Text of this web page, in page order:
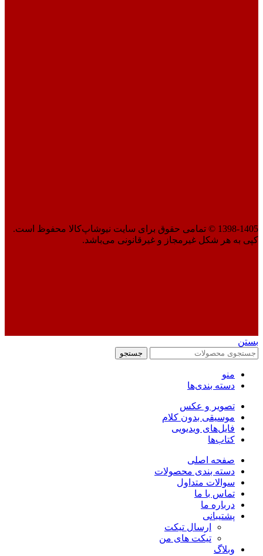
1398-1405 © تمامی حقوق برای سایت نیوشاپ‌کالا محفوظ است.
کپی به هر شکل غیرمجاز و غیرقانونی می‌باشد.
بستن
جستجو
منو
دسته بندی‌ها
تصویر و عکس
موسیقی بدون کلام
فایل‌های ویدیویی
کتاب‌ها
صفحه اصلی
دسته بندی محصولات
سوالات متداول
تماس با ما
درباره ما
پشتیبانی
ارسال تیکت
تیکت های من
وبلاگ